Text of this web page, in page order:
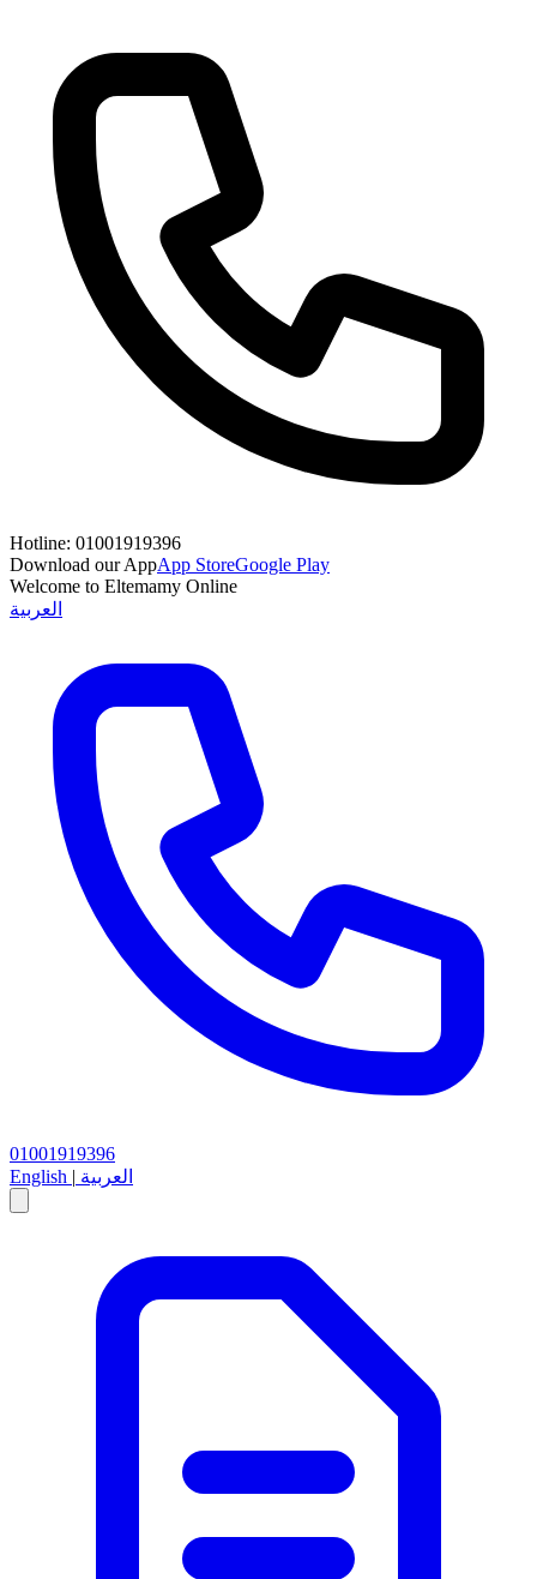
Hotline: 01001919396
Download our AppApp StoreGoogle Play
Welcome to Eltemamy Online
العربية
01001919396
English | العربية